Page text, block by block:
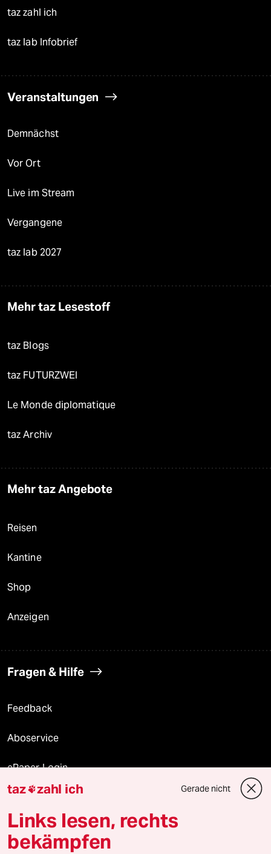
taz zahl ich
taz lab Infobrief
Veranstaltungen
Demnächst
Vor Ort
Live im Stream
Vergangene
taz lab 2027
Mehr taz Lesestoff
taz Blogs
taz FUTURZWEI
Le Monde diplomatique
taz Archiv
Mehr taz Angebote
Reisen
Kantine
Shop
Anzeigen
Fragen & Hilfe
Feedback
Aboservice
ePaper Login
Downloads für Abonnierende
taz zahl ich Gerade nicht
Links lesen, rechts
bekämpfen